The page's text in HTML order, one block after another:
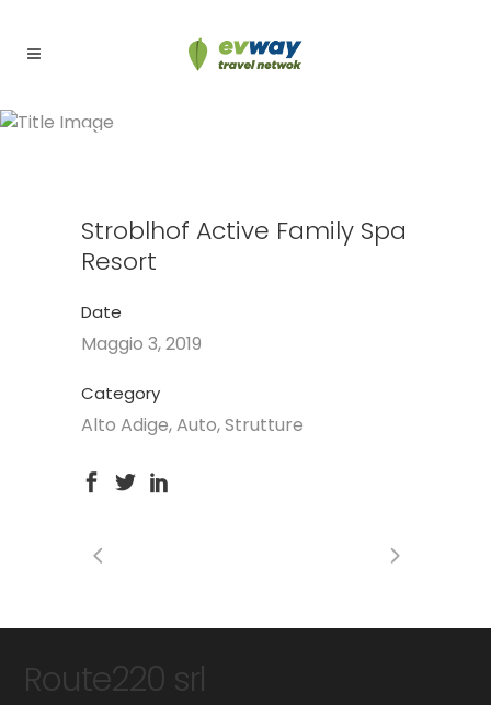
Stroblhof Active Family Spa
Stroblhof Active Family Spa
Resort
Date
Maggio 3, 2019
Category
Alto Adige, Auto, Strutture
Route220 srl